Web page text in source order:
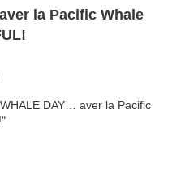
la Pacific Whale